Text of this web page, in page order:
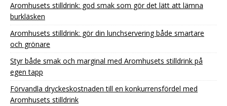
Aromhusets stilldrink: god smak som gör det lätt att lämna
burkläsken
Aromhusets stilldrink: gör din lunchservering både smartare
och grönare
Styr både smak och marginal med Aromhusets stilldrink på
egen tapp
Förvandla dryckeskostnaden till en konkurrensfördel med
Aromhusets stilldrink